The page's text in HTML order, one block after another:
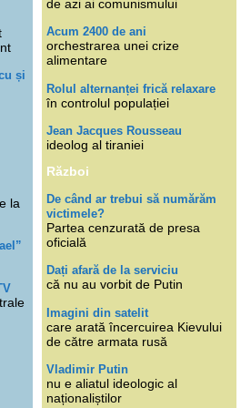
și
la
de azi ai comunismului
Acum 2400 de ani
orchestrarea unei crize
alimentare
Rolul alternanței frică relaxare
în controlul populației
Jean Jacques Rousseau
ideolog al tiraniei
Război
De când ar trebui să numărăm
victimele?
Partea cenzurată de presa
oficială
Dați afară de la serviciu
că nu au vorbit de Putin
Imagini din satelit
care arată încercuirea Kievului
de către armata rusă
Vladimir Putin
nu e aliatul ideologic al
naționaliștilor